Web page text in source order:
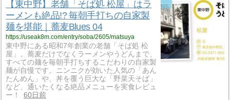
【東中野】老舗「そば処 松屋」はラ
ーメンも絶品!? 毎朝手打ちの自家製
麺を堪能｜蕎麦Blues 04
https://useak8m.com/entry/soba/2605/matsuya
東中野にある昭和7年創業の老舗「そば処 松
屋」。蕎麦だけでなくラーメンやうどんまで、
すべての麺を毎朝手打ちするこだわりの自家製
麺が自慢です。ニンニクが効いた人気の「あん
たんめん」や、丼を覆う巨大な「野菜天そば」
など、通いたくなる絶品メニューを実食レビュ
ー！
60日前